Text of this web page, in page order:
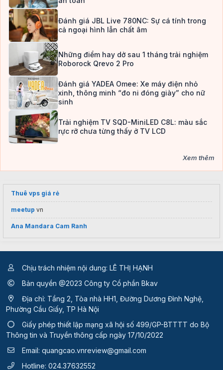
Đánh giá JBL Live 780NC: Sự cá tính trong
cả ngoại hình lẫn chất âm
Những điểm hay dở sau 1 tháng trải nghiệm
Roborock Qrevo 2 Pro
Đánh giá YADEA Omee: Xe máy điện nhỏ
xinh, thông minh “đo ni đóng giày” cho nữ
sinh
Trải nghiệm TV SQD-MiniLED C8L: màu sắc
rực rỡ chưa từng thấy ở TV LCD
Xem thêm
Thuê vps giá rẻ
meetup vn
Ana Mandara Cam Ranh
Chịu trách nhiệm nội dung: LÊ THỊ HẠNH
Bản quyền @2023 Công ty Cổ phần Bkav
Địa chỉ: Tầng 2, Tòa nhà HH1, Đường Dương Đình Nghệ,
Phường Cầu Giấy, TP Hà Nội
Giấy phép thiết lập mạng xã hội số 499/GP-BTTTT do Bộ
Thông tin và Truyền thông cấp ngày 17/10/2022
Email: quangcao.vnreview@gmail.com
Hotline: 024.37632552